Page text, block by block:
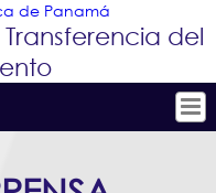
de Panamá
del